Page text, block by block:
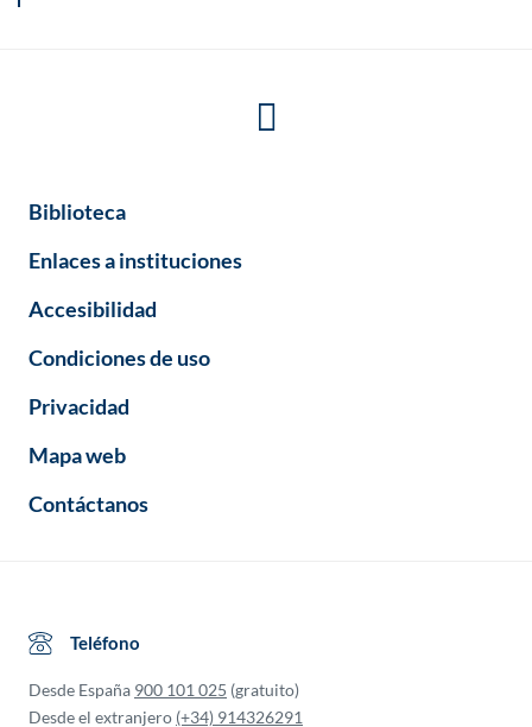
Biblioteca
Enlaces a instituciones
Accesibilidad
Condiciones de uso
Privacidad
Mapa web
Contáctanos
Teléfono
Desde España 900 101 025 (gratuito)
Desde el extranjero (+34) 914326291